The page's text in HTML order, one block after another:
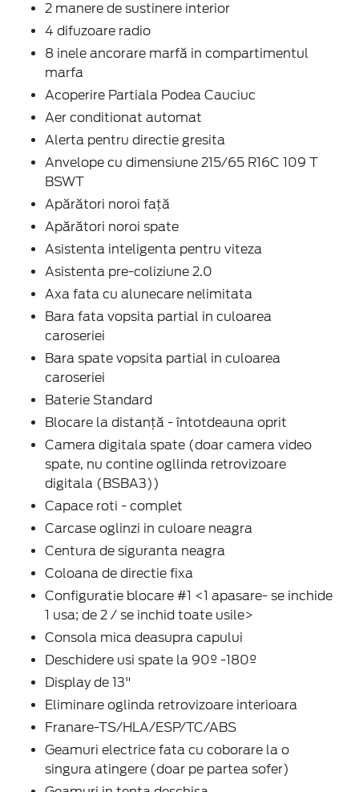
2 manere de sustinere interior
4 difuzoare radio
8 inele ancorare marfă in compartimentul
marfa
Acoperire Partiala Podea Cauciuc
Aer conditionat automat
Alerta pentru directie gresita
Anvelope cu dimensiune 215/65 R16C 109 T
BSWT
Apărători noroi față
Apărători noroi spate
Asistenta inteligenta pentru viteza
Asistenta pre-coliziune 2.0
Axa fata cu alunecare nelimitata
Bara fata vopsita partial in culoarea
caroseriei
Bara spate vopsita partial in culoarea
caroseriei
Baterie Standard
Blocare la distanță - întotdeauna oprit
Camera digitala spate (doar camera video
spate, nu contine ogllinda retrovizoare
digitala (BSBA3))
Capace roti - complet
Carcase oglinzi in culoare neagra
Centura de siguranta neagra
Coloana de directie fixa
Configuratie blocare #1 <1 apasare- se inchide
1 usa; de 2 / se inchid toate usile>
Consola mica deasupra capului
Deschidere usi spate la 90º -180º
Display de 13"
Eliminare oglinda retrovizoare interioara
Franare-TS/HLA/ESP/TC/ABS
Geamuri electrice fata cu coborare la o
singura atingere (doar pe partea sofer)